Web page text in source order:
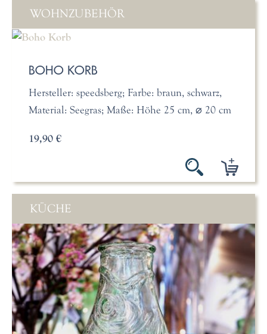
WOHNZUBEHÖR
BOHO KORB
Hersteller: speedsberg; Farbe: braun, schwarz,
Material: Seegras; Maße: Höhe 25 cm, ⌀ 20 cm
19,90 €
KÜCHE